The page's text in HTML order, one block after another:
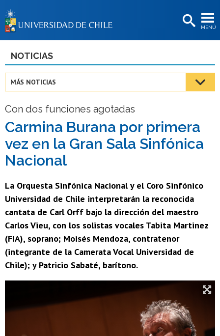
MENÚ
BIBLIOTECAS
Estudiantes
Académicas/os
Funcionarias/os
Egresadas/os
NOTICIAS
MÁS NOTICIAS
Con dos funciones agotadas
Carmina Burana por primera
vez en la Gran Sala Sinfónica
Nacional
La Orquesta Sinfónica Nacional y el Coro Sinfónico
Universidad de Chile interpretarán la reconocida
cantata de Carl Orff bajo la dirección del maestro
Carlos Vieu, con los solistas vocales Tabita Martinez
(FIA), soprano; Moisés Mendoza, contratenor
(integrante de la Camerata Vocal Universidad de
Chile); y Patricio Sabaté, barítono.